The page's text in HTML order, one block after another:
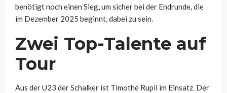
benötigt noch einen Sieg, um sicher bei der Endrunde, die
im Dezember 2025 beginnt, dabei zu sein.
Zwei Top-Talente auf
Tour
Aus der U23 der Schalker ist Timothé Rupil im Einsatz. Der